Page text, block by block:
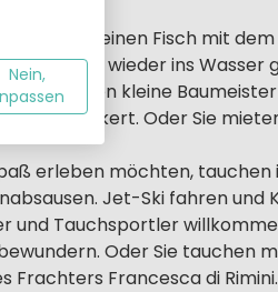
oder kleinen Fisch mit
behutsam wieder ins
können kleine
verankert. Oder Sie
erleben möchten,
Jet-Ski fahren
und Tauchsportler
Oder Sie tauchen
Frachters Francesca di
Nein,